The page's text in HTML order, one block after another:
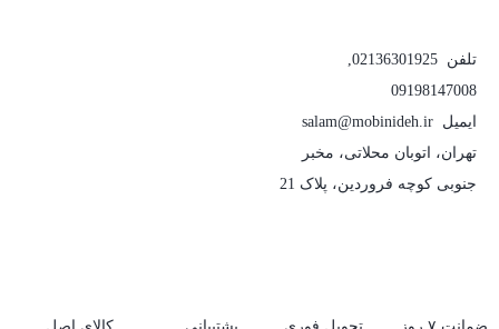
تلفن 02136301925
,
09198147008
ایمیل salam@mobinideh.ir
تهران، اتوبان محلاتی، مخبر
جنوبی کوچه فروردین، پلاک 21